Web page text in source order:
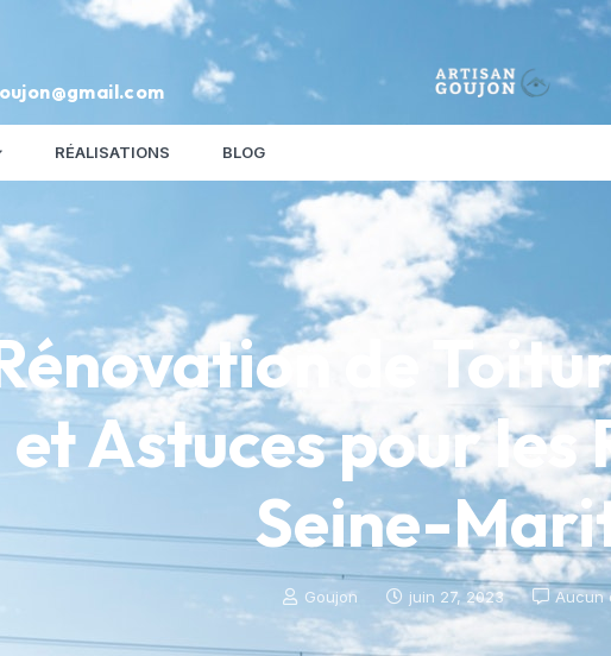
RÉALISATIONS BLOG
de
et Astuces pour les
Seine-
Goujon juin 27, 2023 Aucun